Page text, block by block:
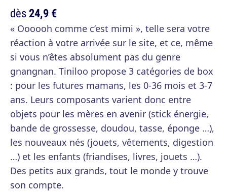
dès24,9 €
« Oooooh comme c’est mimi », telle sera votre
réaction à votre arrivée sur le site, et ce, même
si vous n’êtes absolument pas du genre
gnangnan. Tiniloo propose 3 catégories de box
: pour les futures mamans, les 0-36 mois et 3-7
ans. Leurs composants varient donc entre
objets pour les mères en avenir (stick énergie,
bande de grossesse, doudou, tasse, éponge …),
les nouveaux nés (jouets, vêtements, digestion
…) et les enfants (friandises, livres, jouets …).
Des petits aux grands, tout le monde y trouve
son compte.